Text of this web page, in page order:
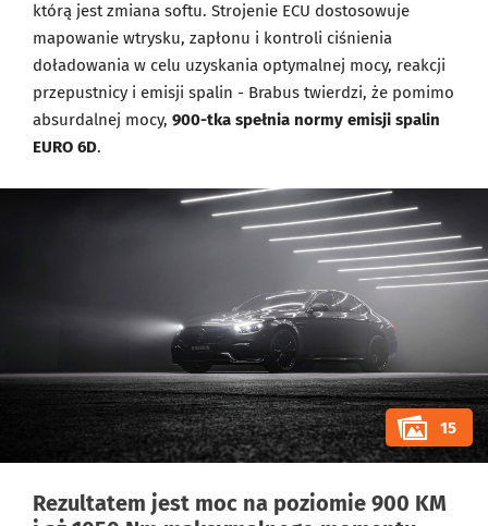
którą jest zmiana softu. Strojenie ECU dostosowuje
mapowanie wtrysku, zapłonu i kontroli ciśnienia
doładowania w celu uzyskania optymalnej mocy, reakcji
przepustnicy i emisji spalin - Brabus twierdzi, że pomimo
absurdalnej mocy, 900-tka spełnia normy emisji spalin
EURO 6D.
15
Rezultatem jest moc na poziomie 900 KM